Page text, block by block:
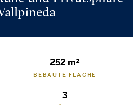
252 m²
BEBAUTE FLÄCHE
3